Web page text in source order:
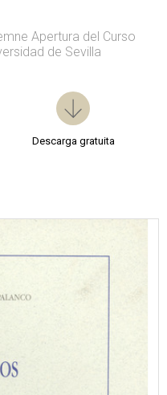
Apertura del Curso
de Sevilla
Descarga gratuita